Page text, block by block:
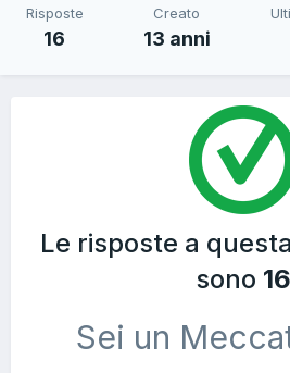
Risposte
16
Creato
13 anni
Le risposte a
sono 16
Sei un